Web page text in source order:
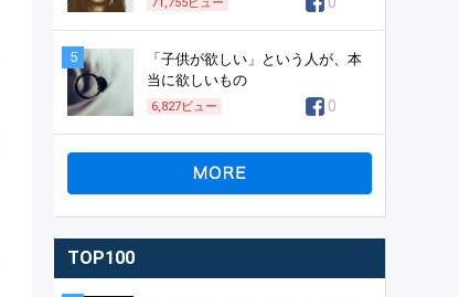
5
「子供が欲しい」という人が、本
当に欲しいもの
6,827ビュー 0
TOP100